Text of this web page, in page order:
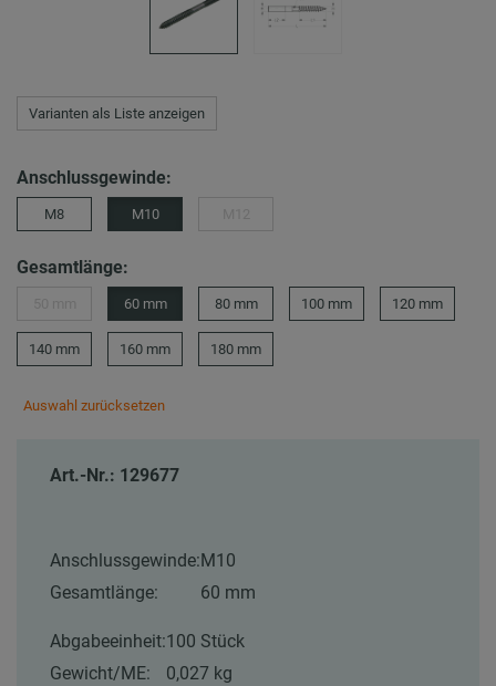
Varianten als Liste anzeigen
Anschlussgewinde:
M8 M10
Gesamtlänge:
60 mm 80 mm 100 mm 120 mm
140 mm 160 mm 180 mm
Auswahl zurücksetzen
Art.-Nr.: 129677
Anschlussgewinde:M10
Gesamtlänge:
60 mm
Abgabeeinheit:100 Stück
Gewicht/ME:
0,027 kg